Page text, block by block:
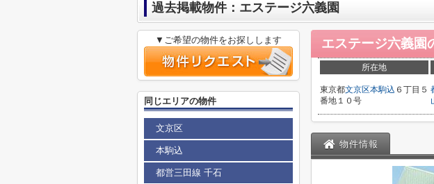
過去掲載物件：エステージ六義園
エステージ六義園
所在地
東京都文京区本駒込 ６丁目５
番地１０号
物件情報
▼ご希望の物件をお探しします
同じエリアの物件
文京区
本駒込
都営三田線 千石